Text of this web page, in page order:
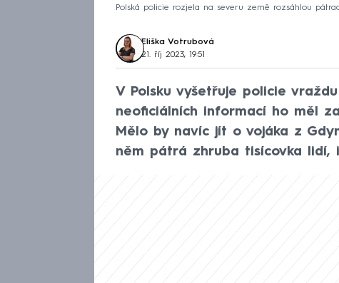
Polská policie rozjela na severu země rozsáhlou
Eliška Votrubová
21. říj 2023, 19:51
V Polsku vyšetřuje policie
neoficiálních informací ho měl
Mělo by navíc jít o vojáka z
něm pátrá zhruba tisícovka lidí,